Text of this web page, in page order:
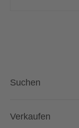
Suchen
Auto kaufen
Verkaufen